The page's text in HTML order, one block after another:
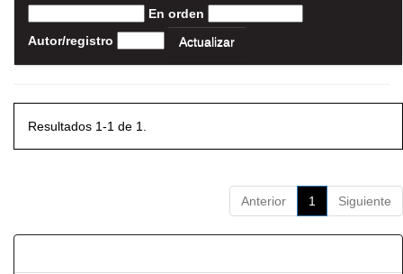
En orden
Autor/registro
Resultados 1-1 de 1.
Anterior 1 Siguiente